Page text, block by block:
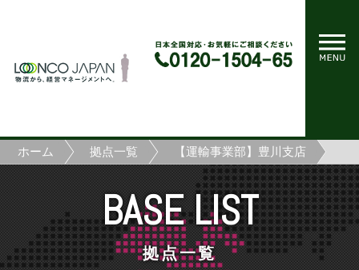
ホーム 拠点一覧 【運輸事業部】豊川支店
BASE LIST
拠点一覧